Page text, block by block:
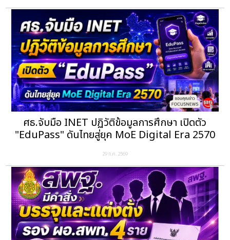
ศธ.จับมือ INET ปฏิวัติข้อมูลการศึกษา เปิดตัว
"EduPass" ดันไทยสู่ยุค MoE Digital Era 2570
29 ก.ค. 2569